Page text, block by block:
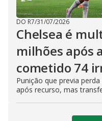
DO R7/31/07/2026
Chelsea é
milhões após
cometido 74
Punição que previa
após recurso, mas